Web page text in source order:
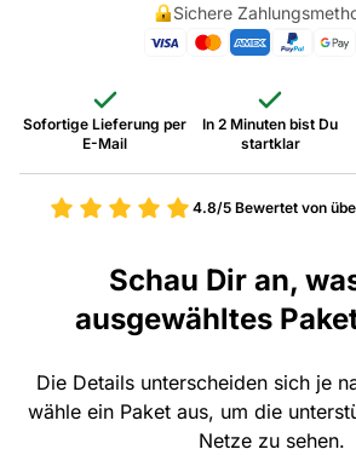
Sichere
Sofortige Lieferung per
E-Mail
In 2 Minuten bist Du
startklar
4.8/5Bewertet von
Schau Dir an,
ausgewähltes
Die Details unterscheiden sich je
wähle ein Paket aus, um die
Netze zu sehen.